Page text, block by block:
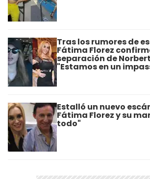
Tras los rumores de
Fátima Florez
separación de
"Estamos en un
Estalló un nuevo
Fátima Florez y su
todo"